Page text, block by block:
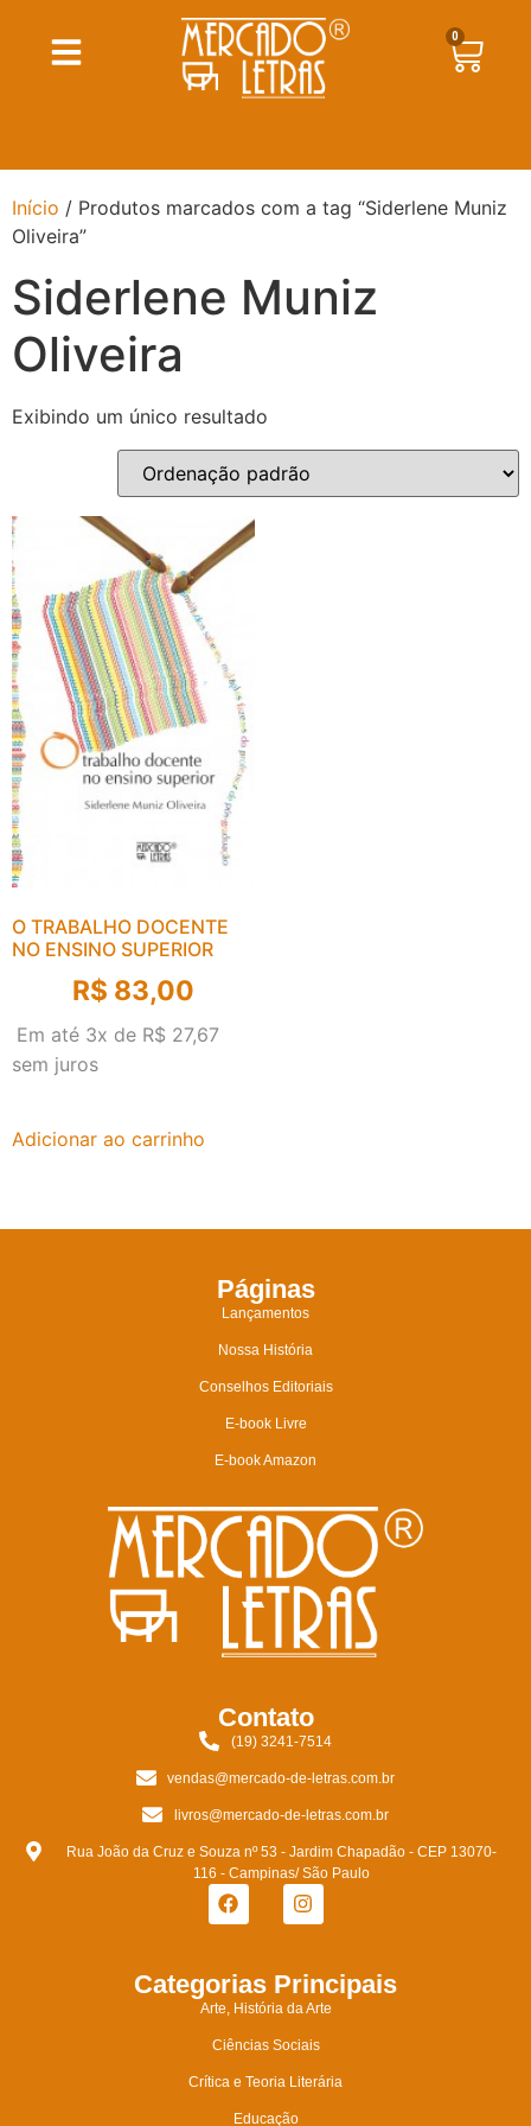
0
Início / Produtos marcados com a tag “Siderlene Muniz
Oliveira”
Siderlene Muniz
Oliveira
Exibindo um único resultado
O TRABALHO DOCENTE
NO ENSINO SUPERIOR
R$ 83,00
Em até 3x de R$ 27,67
sem juros
Adicionar ao carrinho
Páginas
Lançamentos
Nossa História
Conselhos Editoriais
E-book Livre
E-book Amazon
Contato
(19) 3241-7514
vendas@mercado-de-letras.com.br
livros@mercado-de-letras.com.br
Rua João da Cruz e Souza nº 53 - Jardim Chapadão - CEP 13070-
116 - Campinas/ São Paulo
Categorias Principais
Arte, História da Arte
Ciências Sociais
Crítica e Teoria Literária
Educação